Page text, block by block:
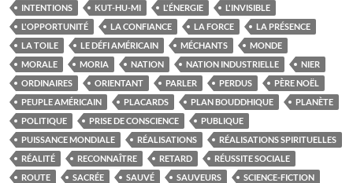
INTENTIONS
KUT-HU-MI L'ÉNERGIE
L'INVISIBLE
L'OPPORTUNITÉ
LA CONFIANCE LA FORCE
LA PRÉSENCE
LA TOILE
LE DÉFI AMÉRICAIN MÉCHANTS
MONDE
MORALE
MORIA NATION NATION INDUSTRIELLE
NIER
ORDINAIRES
ORIENTANT PARLER PERDUS
PÈRE NOËL
PEUPLE AMÉRICAIN
PLACARDS PLAN BOUDDHIQUE
PLANÈTE
POLITIQUE
PRISE DE CONSCIENCE
PUBLIQUE
PUISSANCE MONDIALE
RÉALISATIONS
RÉALISATIONS SPIRITUELLES
RÉALITÉ
RECONNAÎTRE RETARD
RÉUSSITE SOCIALE
ROUTE
SACRÉE SAUVÉ SAUVEURS
SCIENCE-FICTION